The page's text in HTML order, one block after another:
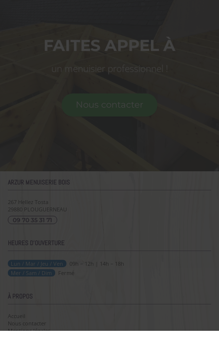
FAITES APPEL À
un menuisier professionnel !
Nous contacter
ARZUR MENUISERIE BOIS
267 Hellez Tosta
29880 PLOUGUERNEAU
09 70 35 31 71
HEURES D'OUVERTURE
Lun / Mar / Jeu / Ven
09h – 12h | 14h – 18h
Mer / Sam / Dim
Fermé
À PROPOS
Accueil
Nous contacter
Mentions légales